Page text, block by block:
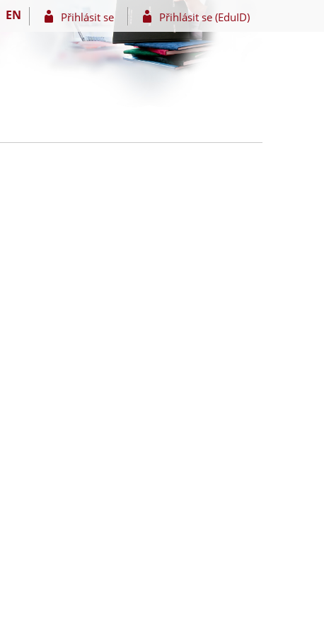
EN Přihlásit se Přihlásit se (EduID)